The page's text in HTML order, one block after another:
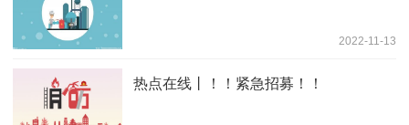
2022-11-13
热点在线丨！！紧急招募！！